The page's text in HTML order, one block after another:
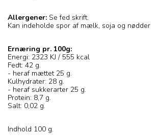
Allergener: Se fed skrift.
Kan indeholde spor af mælk, soja og nødder
Ernæring pr. 100g:
Energi: 2323 KJ / 555 kcal
Fedt: 42 g.
- heraf mættet 25 g.
Kulhydrater: 28 g.
- heraf sukkerarter 25 g.
Protein: 8,7 g.
Salt: 0,02 g.
Indhold 100 g.